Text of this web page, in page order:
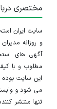
مختصری
و روزانه
آگهی های
مطلوب و با
این سایت
می شود و
تنها منتشر